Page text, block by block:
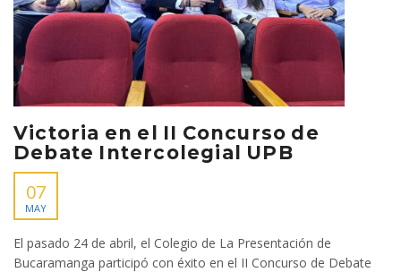
Victoria en el II Concurso de
Debate Intercolegial UPB
07
MAY
El pasado 24 de abril, el Colegio de La Presentación de
Bucaramanga participó con éxito en el II Concurso de Debate